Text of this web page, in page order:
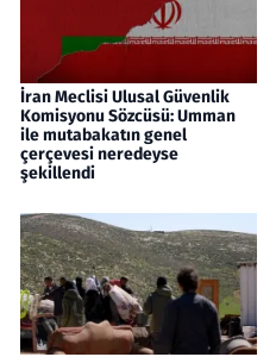
İran Meclisi Ulusal Güvenlik
Komisyonu Sözcüsü: Umman
ile mutabakatın genel
çerçevesi neredeyse
şekillendi